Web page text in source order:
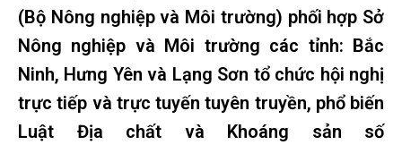
(Bộ Nông nghiệp và Môi trường) phối hợp Sở
Nông nghiệp và Môi trường các tỉnh: Bắc
Ninh, Hưng Yên và Lạng Sơn tổ chức hội nghị
trực tiếp và trực tuyến tuyên truyền, phổ biến
Luật Địa chất và Khoáng sản số